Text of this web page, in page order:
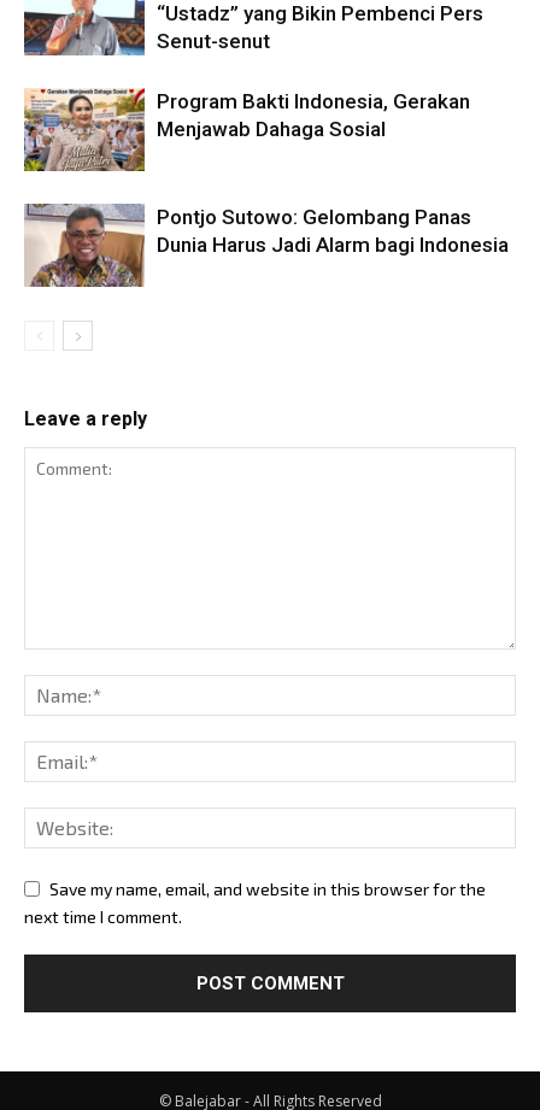
“Ustadz” yang Bikin Pembenci Pers
Senut-senut
Program Bakti Indonesia, Gerakan
Menjawab Dahaga Sosial
Pontjo Sutowo: Gelombang Panas
Dunia Harus Jadi Alarm bagi Indonesia
Leave a reply
Save my name, email, and website in this browser for the
next time I comment.
© Balejabar - All Rights Reserved